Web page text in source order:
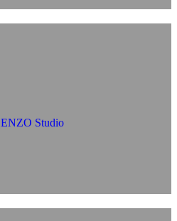
ENZO Studio